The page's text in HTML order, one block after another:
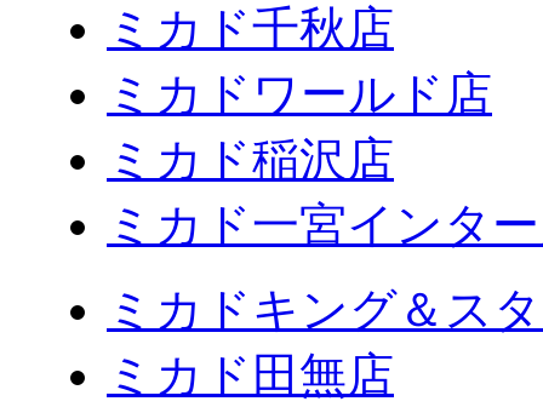
ミカド千秋店
ミカドワールド店
ミカド稲沢店
ミカド一宮インタ
ミカドキング＆ス
ミカド田無店